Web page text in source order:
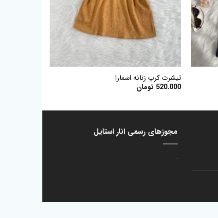
تیشرت کرپ زنانه اسمارا
520.000 تومان
مجوزهای رسمی انار استایل